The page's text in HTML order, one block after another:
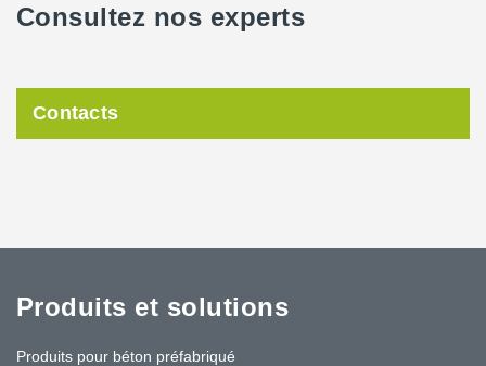
Consultez nos experts
Contacts
Produits et solutions
Produits pour béton préfabriqué